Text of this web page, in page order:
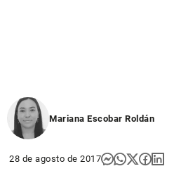
Mariana Escobar Roldán
28 de agosto de 2017